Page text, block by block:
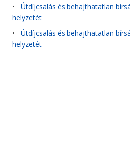
• Útdíjcsalás és behajthatatlan
helyzetét
• Útdíjcsalás és behajthatatlan
helyzetét